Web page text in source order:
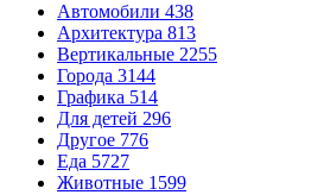
Автомобили 438
Архитектура 813
Вертикальные 2255
Города 3144
Графика 514
Для детей 296
Другое 776
Еда 5727
Животные 1599